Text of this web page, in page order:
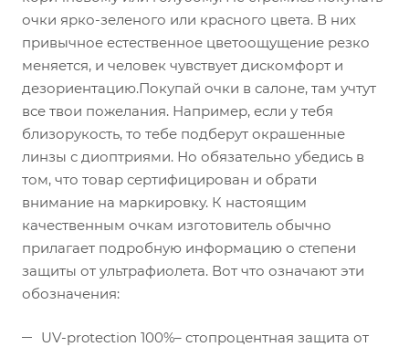
очки ярко-зеленого или красного цвета. В них
привычное естественное цветоощущение резко
меняется, и человек чувствует дискомфорт и
дезориентацию.Покупай очки в салоне, там учтут
все твои пожелания. Например, если у тебя
близорукость, то тебе подберут окрашенные
линзы с диоптриями. Но обязательно убедись в
том, что товар сертифицирован и обрати
внимание на маркировку. К настоящим
качественным очкам изготовитель обычно
прилагает подробную информацию о степени
защиты от ультрафиолета. Вот что означают эти
обозначения:
UV-protection 100%– стопроцентная защита от